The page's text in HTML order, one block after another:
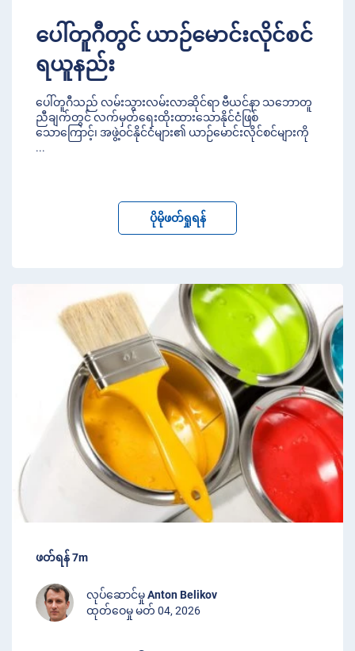
ပေါ်တူဂီတွင် ယာဉ်မောင်းလိုင်စင်
ရယူနည်း
ပေါ်တူဂီသည် လမ်းသွားလမ်းလာဆိုင်ရာ ဗီယင်နာ သဘောတူ
ညီချက်တွင် လက်မှတ်ရေးထိုးထားသောနိုင်ငံဖြစ်
သောကြောင့်၊ အဖွဲ့ဝင်နိုင်ငံများ၏ ယာဉ်မောင်းလိုင်စင်များကို
...
ပိုမိုဖတ်ရှုရန်
ဖတ်ရန် 7m
လုပ်ဆောင်မှုAnton Belikov
ထုတ်ဝေမှု မတ် 04, 2026